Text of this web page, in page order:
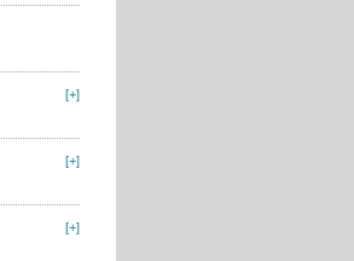
[+]
[+]
[+]